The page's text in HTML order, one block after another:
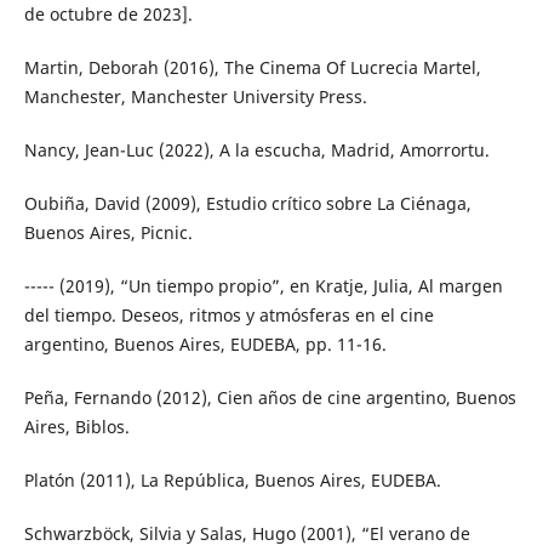
de octubre de 2023].
Martin, Deborah (2016), The Cinema Of Lucrecia Martel,
Manchester, Manchester University Press.
Nancy, Jean-Luc (2022), A la escucha, Madrid, Amorrortu.
Oubiña, David (2009), Estudio crítico sobre La Ciénaga,
Buenos Aires, Picnic.
----- (2019), “Un tiempo propio”, en Kratje, Julia, Al margen
del tiempo. Deseos, ritmos y atmósferas en el cine
argentino, Buenos Aires, EUDEBA, pp. 11-16.
Peña, Fernando (2012), Cien años de cine argentino, Buenos
Aires, Biblos.
Platón (2011), La República, Buenos Aires, EUDEBA.
Schwarzböck, Silvia y Salas, Hugo (2001), “El verano de